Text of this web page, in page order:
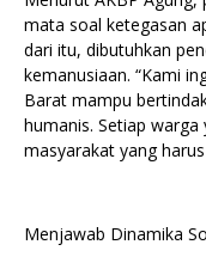
mata soal ketegasan
dari itu, dibutuhkan
kemanusiaan. “Kami
Barat mampu
humanis. Setiap
masyarakat yang
Menjawab Dinamika